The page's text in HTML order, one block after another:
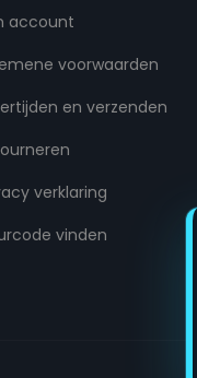
account
voorwaarden
en verzenden
verklaring
vinden